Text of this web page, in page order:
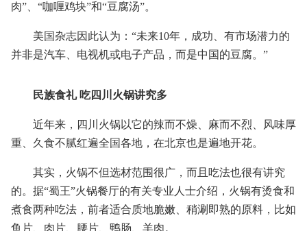
肉”、“咖喱鸡块”和“豆腐汤”。
美国杂志因此认为：“未来10年，成功、有市场潜力的
并非是汽车、电视机或电子产品，而是中国的豆腐。”
民族食礼 吃四川火锅讲究多
近年来，四川火锅以它的辣而不燥、麻而不烈、风味厚
重、久食不腻红遍全国各地，在北京也是遍地开花。
其实，火锅不但选材范围很广，而且吃法也很有讲究
的。据“蜀王”火锅餐厅的有关专业人士介绍，火锅有烫食和
煮食两种吃法，前者适合质地脆嫩、稍涮即熟的原料，比如
鱼片、肉片、腰片、鸭肠、羊肉。